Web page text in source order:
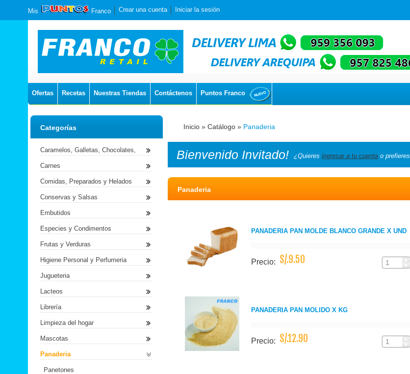
Mis Franco Crear una cuenta Iniciar la sesión
Ofertas Recetas Nuestras Tiendas Contáctenos Puntos Franco
Inicio » Catálogo » Panaderia
Bienvenido Invitado! ¿Quieres ingresar a tu cuenta o prefieres
Panaderia
PANADERIA PAN MOLDE BLANCO GRANDE X UND
Precio: S/.9.50
PANADERIA PAN MOLIDO X KG
Precio: S/.12.90
Categorías
Caramelos, Galletas, Chocolates,
Carnes
Comidas, Preparados y Helados
Conservas y Salsas
Embutidos
Especies y Condimentos
Frutas y Verduras
Higiene Personal y Perfumeria
Jugueteria
Lacteos
Librería
Limpieza del hogar
Mascotas
Panaderia
Panetones